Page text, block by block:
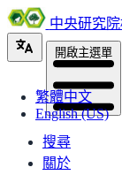
中央研究
繁體中文
English (US)
開啟主選單
搜尋
關於